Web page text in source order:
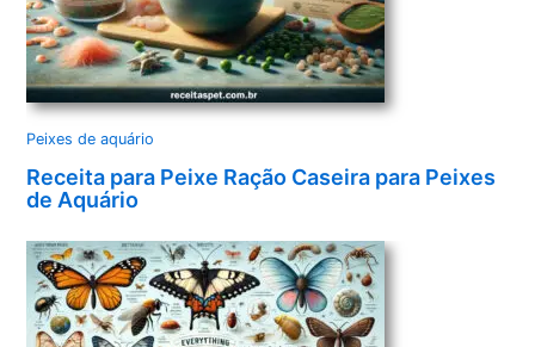
Peixes de aquário
Receita para Peixe Ração Caseira para Peixes
de Aquário